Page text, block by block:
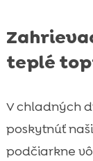
teplé
V chladných
poskytnúť
podčiarkne